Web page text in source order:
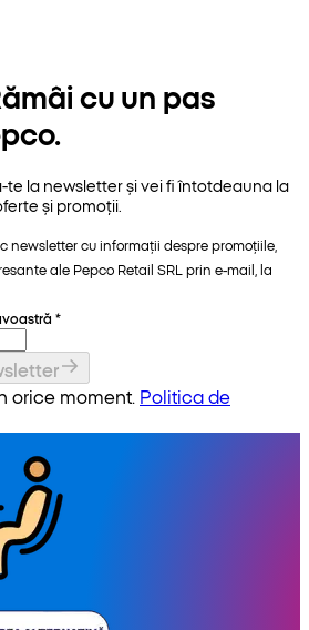
cu un pas
te la newsletter și vei fi întotdeauna la
și promoții.
newsletter cu informații despre promoțiile,
ale Pepco Retail SRL prin e-mail, la
*
orice moment. Politica de